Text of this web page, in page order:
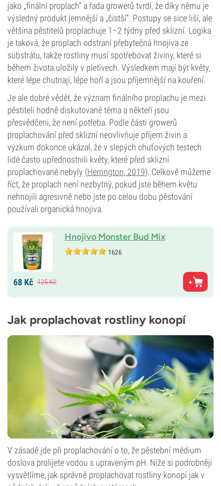
jako „finální proplach“ a řada growerů tvrdí, že díky němu je
výsledný produkt jemnější a „čistší“. Postupy se sice liší, ale
většina pěstitelů proplachuje 1–2 týdny před sklizní. Logika
je taková, že proplach odstraní přebytečná hnojiva ze
substrátu, takže rostliny musí spotřebovat živiny, které si
během života uložily v pletivech. Výsledkem mají být květy,
které lépe chutnají, lépe hoří a jsou příjemnější na kouření.
Je ale dobré vědět, že význam finálního proplachu je mezi
pěstiteli hodně diskutované téma a někteří jsou
přesvědčeni, že není potřeba. Podle části growerů
proplachování před sklizní neovlivňuje příjem živin a
výzkum dokonce ukázal, že v slepých chuťových testech
lidé často upřednostnili květy, které před sklizní
proplachované nebyly (Herrington, 2019). Celkově můžeme
říct, že proplach není nezbytný, pokud jste během květu
nehnojili agresivně nebo jste po celou dobu pěstování
používali organická hnojiva.
Hnojivo Monster Bud Mix
1626
68 Kč 125Kč
Jak proplachovat rostliny konopí
V zásadě jde při proplachování o to, že pěstební médium
doslova prolijete vodou s upraveným pH. Níže si podrobněji
vysvětlíme, jak správně proplachovat rostliny konopí jak v